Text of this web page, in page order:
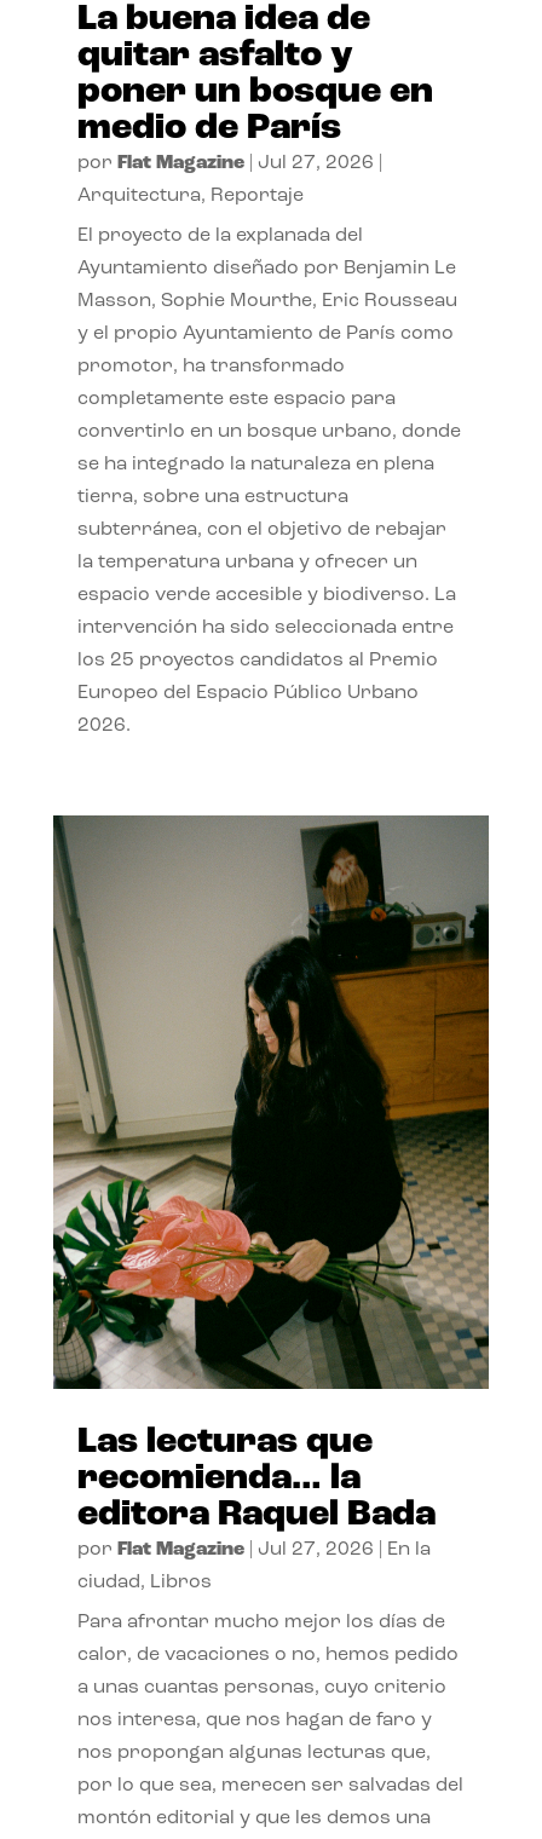
La buena idea de
quitar asfalto y
poner un bosque en
medio de París
por Flat Magazine| Jul 27, 2026
Arquitectura, Reportaje
El proyecto de la explanada del
Ayuntamiento diseñado por Benjamin Le
Masson, Sophie Mourthe, Eric Rousseau
y el propio Ayuntamiento de París como
promotor, ha transformado
completamente este espacio para
convertirlo en un bosque urbano, donde
se ha integrado la naturaleza en plena
tierra, sobre una estructura
subterránea, con el objetivo de rebajar
la temperatura urbana y ofrecer un
espacio verde accesible y biodiverso. La
intervención ha sido seleccionada entre
los 25 proyectos candidatos al Premio
Europeo del Espacio Público Urbano
2026.
Las lecturas que
recomienda… la
editora Raquel Bada
por Flat Magazine| Jul 27, 2026
En la
ciudad, Libros
Para afrontar mucho mejor los días de
calor, de vacaciones o no, hemos pedido
a unas cuantas personas, cuyo criterio
nos interesa, que nos hagan de faro y
nos propongan algunas lecturas que,
por lo que sea, merecen ser salvadas del
montón editorial y que les demos una